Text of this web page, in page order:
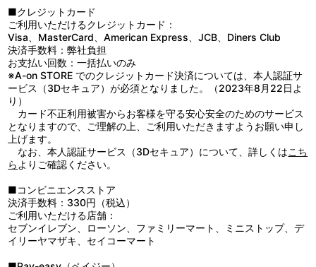
■クレジットカード
ご利用いただけるクレジットカード：
Visa、MasterCard、American Express、JCB、Diners Club
決済手数料：弊社負担
お支払い回数：一括払いのみ
※A-on STORE でのクレジットカード決済については、本人認証サ
ービス（3Dセキュア）が必須となりました。（2023年8月22日よ
り）
カード不正利用被害からお客様を守る安心安全のためのサービス
となりますので、ご理解の上、ご利用いただきますようお願い申し
上げます。
なお、本人認証サービス（3Dセキュア）について、詳しくはこち
ら よりご確認ください。
■コンビニエンスストア
決済手数料：330円（税込）
ご利用いただける店舗：
セブンイレブン、ローソン、ファミリーマート、ミニストップ、デ
イリーヤマザキ、セイコーマート